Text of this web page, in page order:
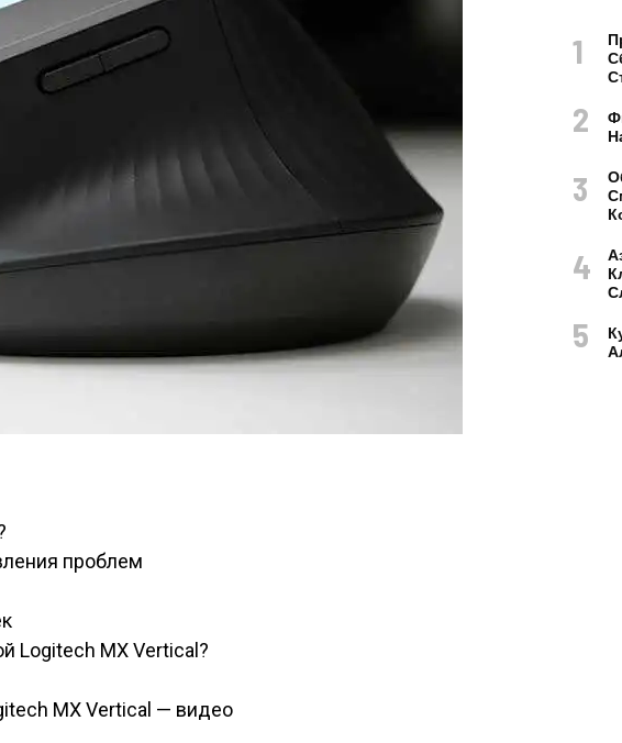
проблем
Logitech MX Vertical?
MX Vertical — видео